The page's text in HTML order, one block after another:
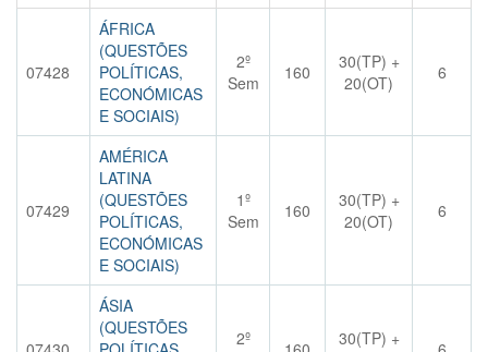
07428
ÁFRICA
(QUESTÕES
POLÍTICAS,
ECONÓMICAS
E SOCIAIS)
2º
Sem
160
30(TP) +
20(OT)
6
07429
AMÉRICA
LATINA
(QUESTÕES
POLÍTICAS,
ECONÓMICAS
E SOCIAIS)
1º
Sem
160
30(TP) +
20(OT)
6
ÁSIA
(QUESTÕES
2º
30(TP) +